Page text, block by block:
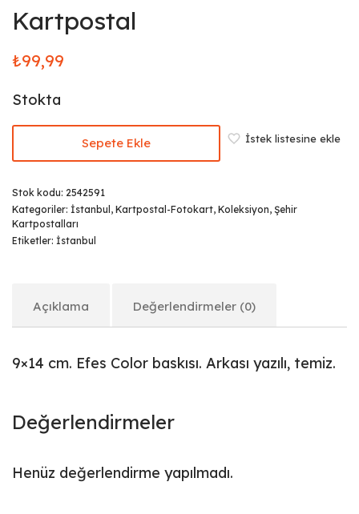
Kartpostal
₺99,99
Stokta
Sepete Ekle İstek listesine ekle
Stok kodu: 2542591
Kategoriler: İstanbul , Kartpostal-Fotokart, Koleksiyon, Şehir
Kartpostalları
Etiketler: İstanbul
Açıklama Değerlendirmeler (0)
9×14 cm. Efes Color baskısı. Arkası yazılı, temiz.
Değerlendirmeler
Henüz değerlendirme yapılmadı.